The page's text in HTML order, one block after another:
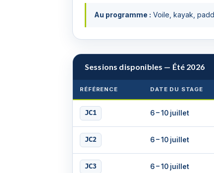
Au programme : Voile, kayak,
Sessions disponibles — Été 2026
RÉFÉRENCE DATE DU STAGE
JC1 6 – 10 juillet
JC2 6 – 10 juillet
JC3 6 – 10 juillet